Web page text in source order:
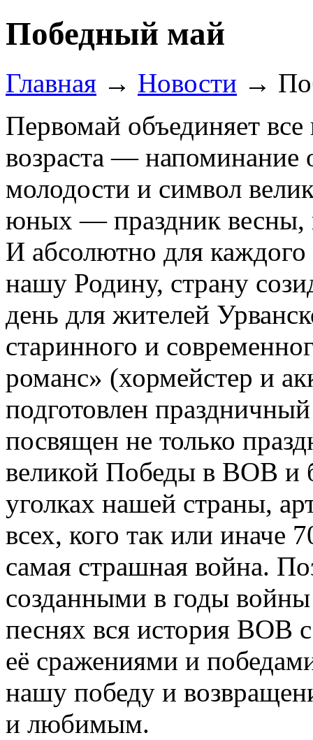
Победный май
Главная → Новости →
Первомай объединяет
возраста — напоминание
молодости и символ
юных — праздник весны,
И абсолютно для
нашу Родину, страну
день для жителей
старинного и
романс» (хормейстер и
подготовлен
посвящен не только
великой Победы в ВОВ и
уголках нашей страны,
всех, кого так или иначе
самая страшная война.
созданными в годы
песнях вся история ВОВ
её сражениями и
нашу победу и
и любимым.